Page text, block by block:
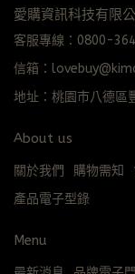
愛購資訊科技有限
客服專線：0800-
信箱：
地址：桃園市八德區
About us
關於我們 購物需知
產品電子型錄
Menu